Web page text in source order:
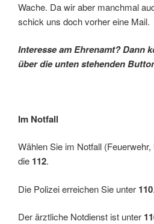
Wache. Da wir aber manchmal
schick uns doch vorher eine Mail.
Interesse am Ehrenamt? Dann
über die unten stehenden
Im Notfall
Wählen Sie im Notfall
die 112.
Die Polizei erreichen Sie unter 110.
Der ärztliche Notdienst ist unter